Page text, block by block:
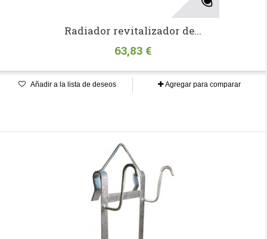
Radiador revitalizador de...
63,83 €
Añadir a la lista de deseos Agregar para comparar